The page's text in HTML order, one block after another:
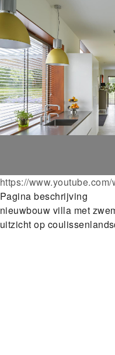
https://
Pagina beschrijving
nieuwbouw villa met
uitzicht op